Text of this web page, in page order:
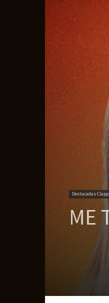
Destacadas
ME